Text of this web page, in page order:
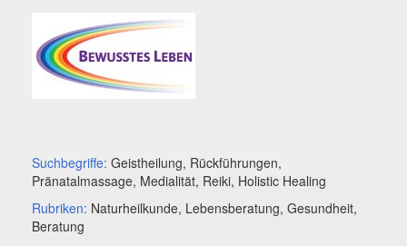
Suchbegriffe: Geistheilung, Rückführungen,
Pränatalmassage, Medialität, Reiki, Holistic Healing
Rubriken: Naturheilkunde, Lebensberatung, Gesundheit,
Beratung